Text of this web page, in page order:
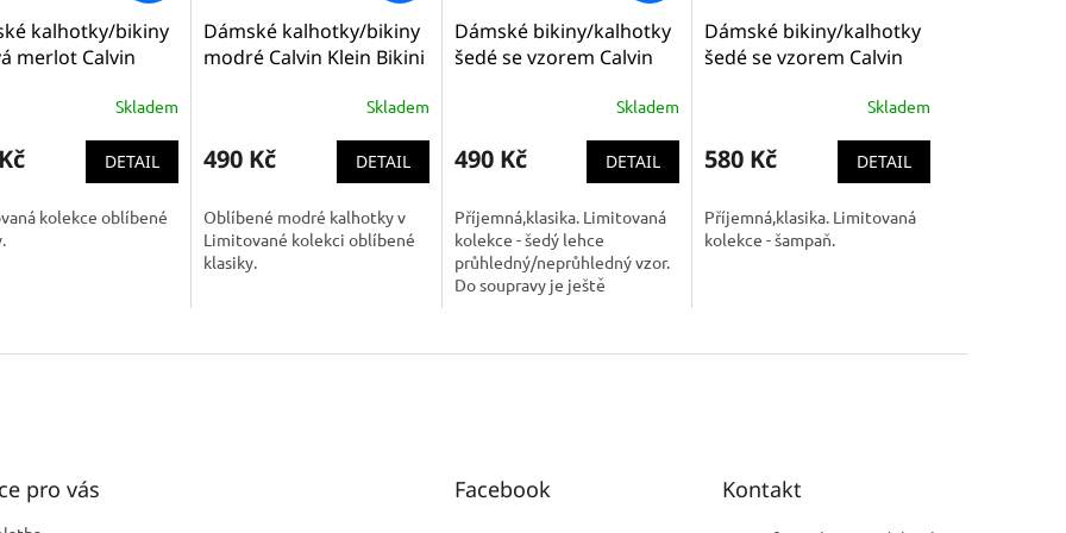
kalhotky/bikiny
merlot Calvin
Cotton ( F3787E
Skladem
DETAIL
kolekce oblíbené
Dámské kalhotky/bikiny
modré Calvin Klein Bikini
Skladem
490 Kč DETAIL
Oblíbené modré kalhotky v
Limitované kolekci oblíbené
klasiky.
Dámské bikiny/kalhotky
šedé se vzorem Calvin
Skladem
490 Kč DETAIL
Příjemná,klasika. Limitovaná
kolekce - šedý lehce
průhledný/neprůhledný vzor.
Do soupravy je ještě
Dámské bikiny/kalhotky
šedé se vzorem Calvin
Modern Cotton ( QF4079
Skladem
580 Kč DETAIL
Příjemná,klasika. Limitovaná
kolekce - šampaň.
pro vás Facebook Kontakt